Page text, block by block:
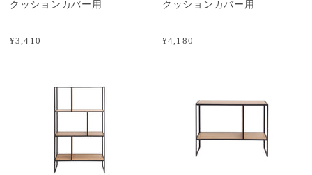
¥3,410
クッションカバー用
¥4,180
クッションカバー用